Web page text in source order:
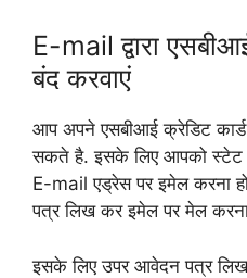
E-mail द्वारा
बंद करवाएं
आप अपने एसबीआई क्रेडिट कार्ड
सकते है. इसके लिए आपको
E-mail एड्रेस पर इमेल करना
पत्र लिख कर इमेल पर मेल करना
इसके लिए उपर आवेदन पत्र लिखने